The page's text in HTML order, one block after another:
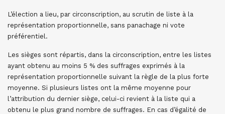
L’élection a lieu, par circonscription, au scrutin de liste à la
représentation proportionnelle, sans panachage ni vote
préférentiel.
Les sièges sont répartis, dans la circonscription, entre les listes
ayant obtenu au moins 5 % des suffrages exprimés à la
représentation proportionnelle suivant la règle de la plus forte
moyenne. Si plusieurs listes ont la même moyenne pour
l’attribution du dernier siège, celui-ci revient à la liste qui a
obtenu le plus grand nombre de suffrages. En cas d’égalité de